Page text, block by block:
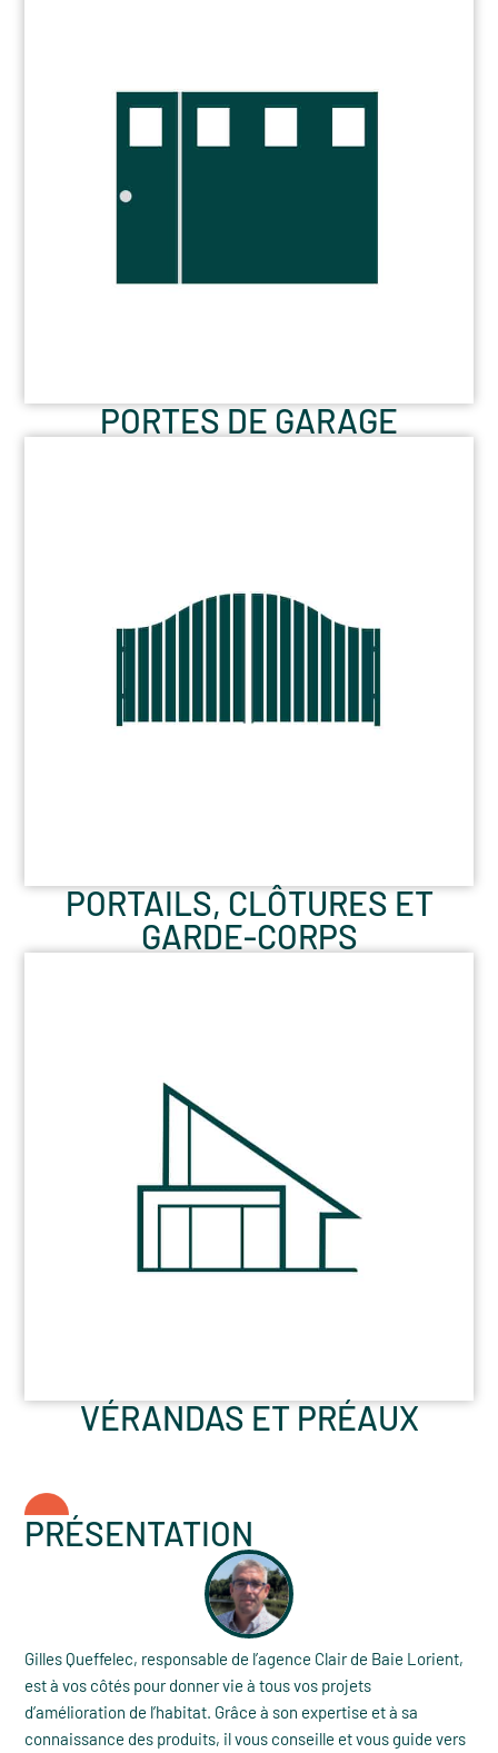
PORTES DE GARAGE
PORTAILS, CLÔTURES ET
GARDE-CORPS
VÉRANDAS ET PRÉAUX
PRÉSENTATION
Gilles Queffelec, responsable de l’agence Clair de Baie Lorient,
est à vos côtés pour donner vie à tous vos projets
d’amélioration de l’habitat. Grâce à son expertise et à sa
connaissance des produits, il vous conseille et vous guide vers